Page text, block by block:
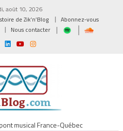
août 10, 2026
de Zik’n’Blog
Abonnez-vous
Nous contacter
musical France-Québec